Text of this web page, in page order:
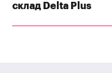
склад Delta Plus